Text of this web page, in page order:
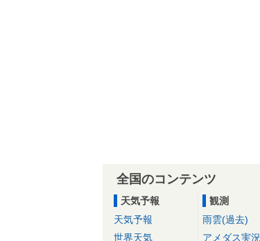
全国のコンテンツ
天気予報
天気予報
世界天気
観測
雨雲(過去)
アメダス実況